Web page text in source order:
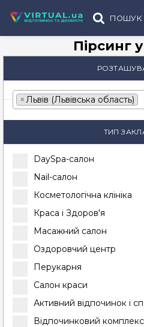
ПОШУК
Пірсинг
×Львів (Львівська область)
ТИП
DaySpa-салон
Nail-салон
Косметологічна клініка
Краса і Здоров'я
Масажний салон
Оздоровчий центр
Перукарня
Салон краси
Активний відпочинок і
Відпочинковий комплекс